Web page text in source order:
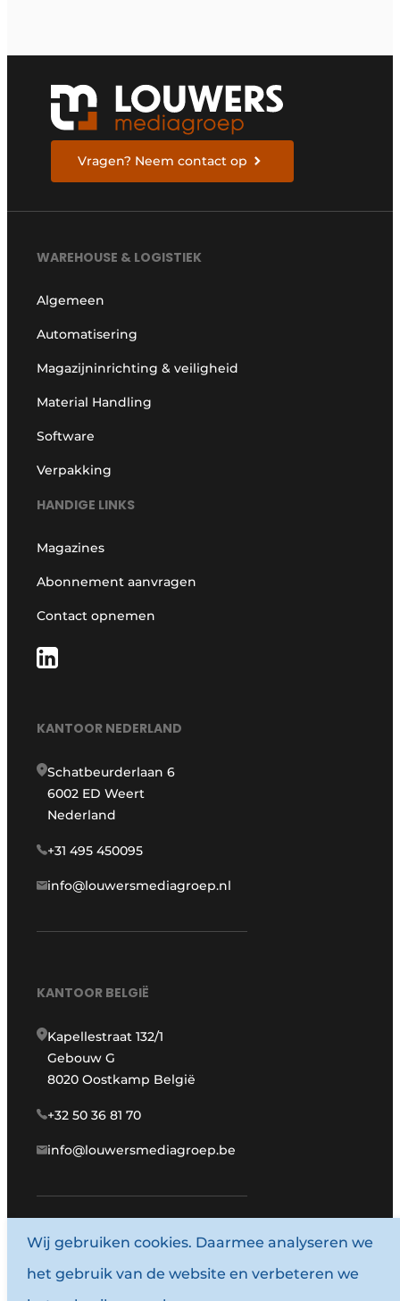
Vragen? Neem contact op
WAREHOUSE & LOGISTIEK
Algemeen
Automatisering
Magazijninrichting & veiligheid
Material Handling
Software
Verpakking
HANDIGE LINKS
Magazines
Abonnement aanvragen
Contact opnemen
KANTOOR NEDERLAND
Schatbeurderlaan 6
6002 ED Weert
Nederland
+31 495 450095
info@louwersmediagroep.nl
KANTOOR BELGIË
Kapellestraat 132/1
Gebouw G
8020 Oostkamp België
+32 50 36 81 70
info@louwersmediagroep.be
www.louwersmediagroep.com
© 1987 - 2026 Louwersmediagroep.
Wij gebruiken cookies. Daarmee analyseren we
het gebruik van de website en verbeteren we